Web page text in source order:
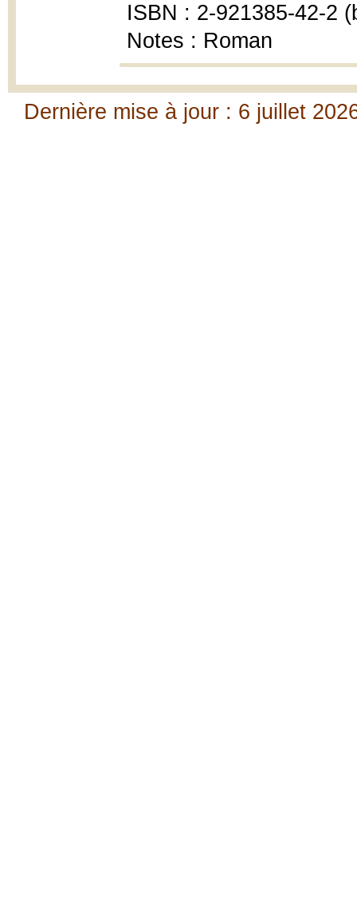
ISBN : 2-921385-42-2
Notes : Roman
Dernière mise à jour : 6 juillet